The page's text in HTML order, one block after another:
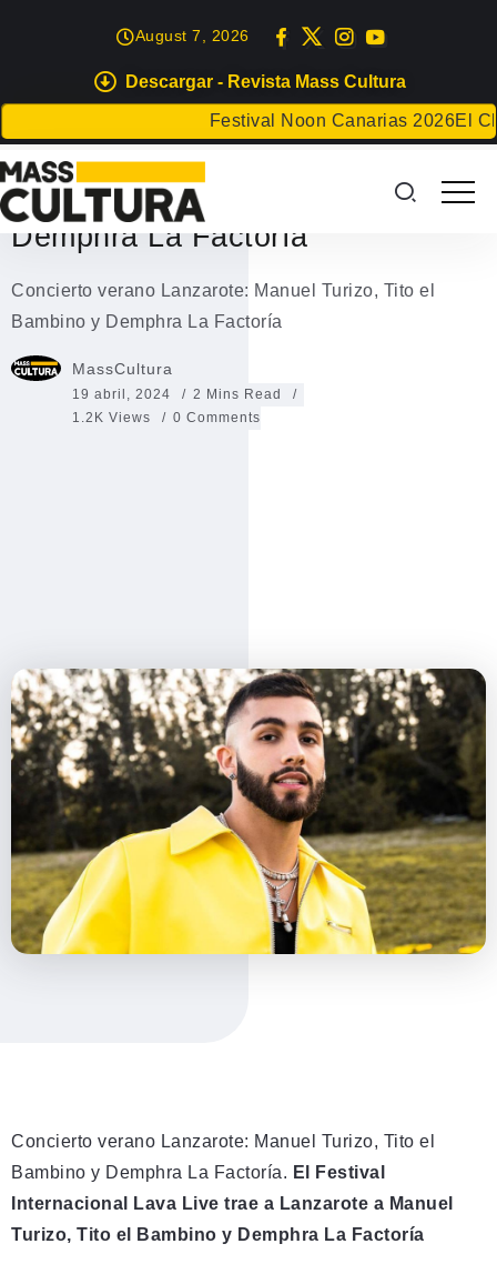
Descargar - Revista Mass Cultura
Festival Noon Canarias 2026El Club
August 7, 2026
EVENTOS
Concierto verano Lanzarote:
Manuel Turizo, Tito el Bambino y
Demphra La Factoría
Concierto verano Lanzarote: Manuel Turizo, Tito el
Bambino y Demphra La Factoría
MassCultura
19 abril, 2024
2 Mins Read
1.2K Views
0 Comments
Concierto verano Lanzarote: Manuel Turizo, Tito el
Bambino y Demphra La Factoría. El Festival
Internacional Lava Live trae a Lanzarote a Manuel
Turizo, Tito el Bambino y Demphra La Factoría